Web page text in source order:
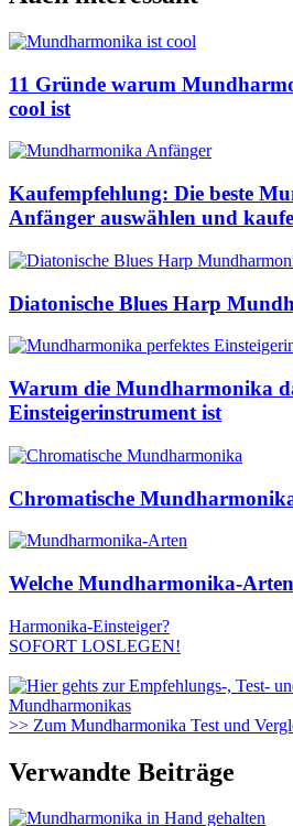
11 Gründe warum
cool ist
Kaufempfehlung: Die beste
Anfänger auswählen und
Diatonische Blues Harp
Warum die Mundharmonika
Einsteigerinstrument ist
Chromatische
Welche Mundharmonika-
Harmonika-Einsteiger?
SOFORT LOSLEGEN!
>> Zum Mundharmonika Test und
Verwandte Beiträge